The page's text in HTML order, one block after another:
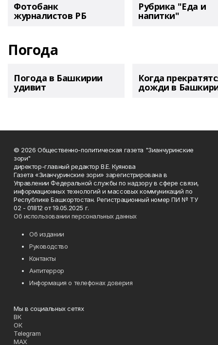
Фотобанк
журналистов РБ
Рубрика "Еда и
напитки"
Погода
Погода в Башкирии
удивит
Когда
дожди в
© 2026 Общественно-политическая газета "Зианчуринские
зори"
директор-главный редактор В.Е. Куянова
Газета «Зианчуринские зори» зарегистрирована в
Управлении Федеральной службы по надзору в сфере связи,
информационных технологий и массовых коммуникаций по
Республике Башкортостан. Регистрационный номер ПИ № ТУ
02 - 01812 от 19.05.2025 г.
Об использовании персональных данных
Об издании
Руководство
Контакты
Антитеррор
Информация о телефонах доверия
Мы в социальных сетях
ВК
ОК
Telegram
MAX